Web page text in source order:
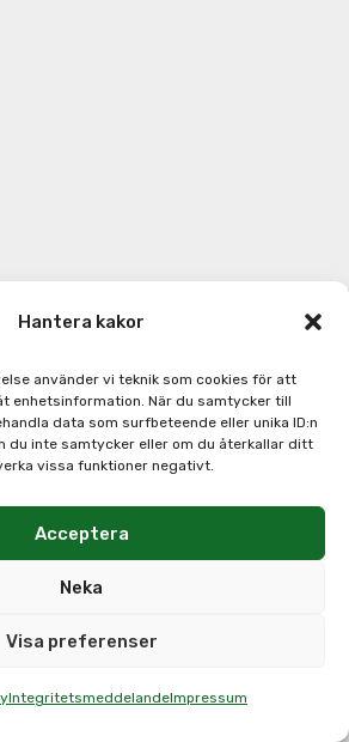
Hantera kakor
använder vi teknik som cookies för att
enhetsinformation. När du samtycker till
data som surfbeteende eller unika ID:n
du inte samtycker eller om du återkallar ditt
vissa funktioner negativt.
Acceptera
Neka
Visa preferenser
IntegritetsmeddelandeImpressum